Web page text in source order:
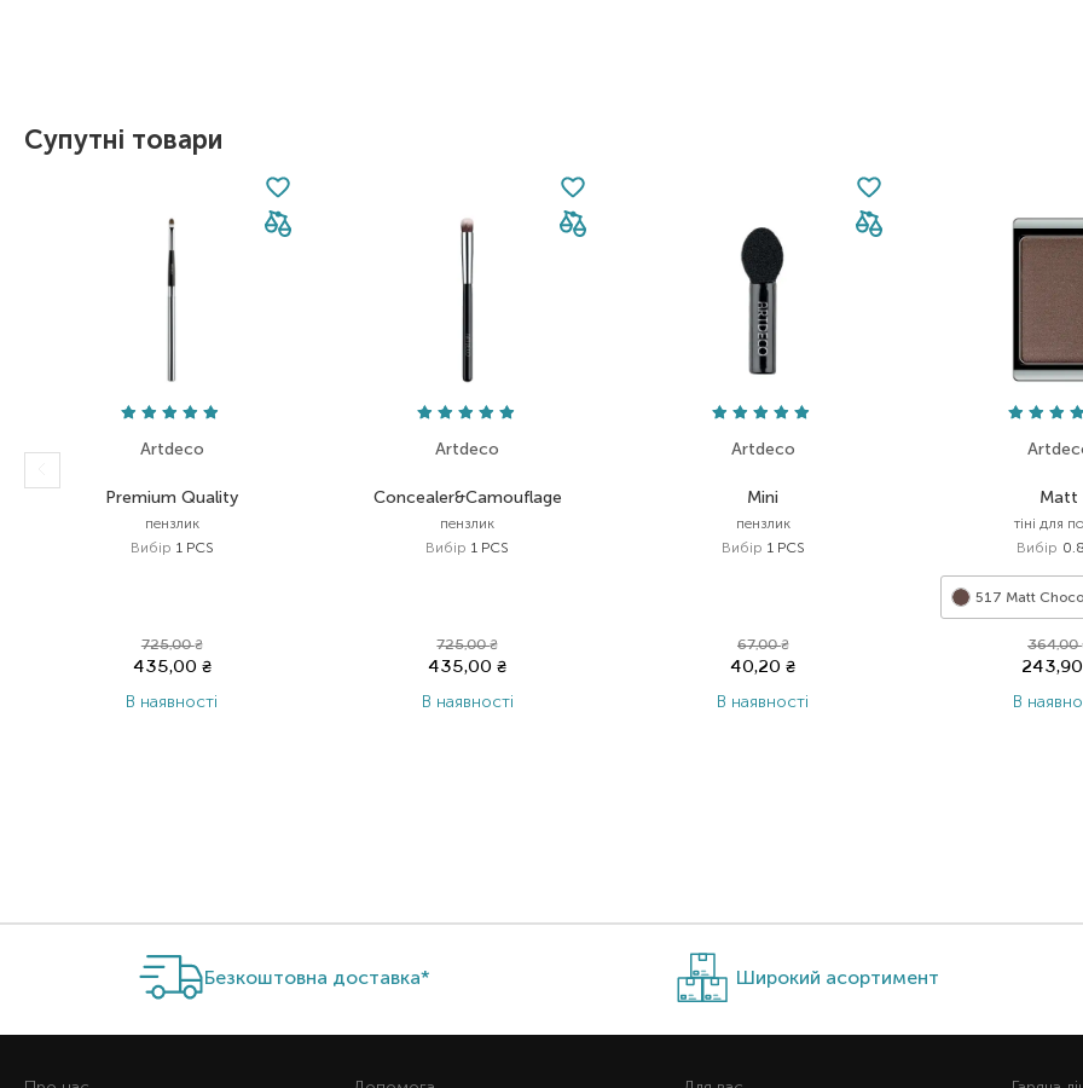
Супутні товари
Artdeco
Premium Quality
пензлик
Вибір 1 PCS
725,00₴
435,00 ₴
В наявності
Artdeco
Concealer&Camouflage
пензлик
Вибір 1 PCS
725,00₴
435,00₴
В наявності
Artdeco
Mini
пензлик
Вибір 1 PCS
67,00₴
40,20₴
В наявності
Matt
тіні для
Вибір
517 Matt
364,00
В
Безкоштовна доставка* Широкий асортимент